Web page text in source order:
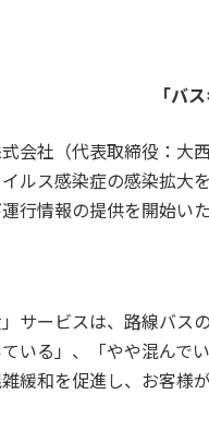
「バ
会社（代表取締役：大
ルス感染症の感染拡大
行情報の提供を開始いた
」サービスは、路線バ
いる」、「やや混んで
緩和を促進し、お客様